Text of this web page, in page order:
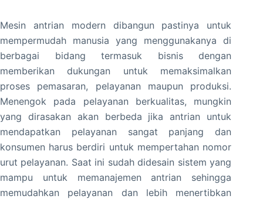
Mesin antrian modern dibangun pastinya untuk
mempermudah manusia yang menggunakanya di
berbagai bidang termasuk bisnis dengan
memberikan dukungan untuk memaksimalkan
proses pemasaran, pelayanan maupun produksi.
Menengok pada pelayanan berkualitas, mungkin
yang dirasakan akan berbeda jika antrian untuk
mendapatkan pelayanan sangat panjang dan
konsumen harus berdiri untuk mempertahan nomor
urut pelayanan. Saat ini sudah didesain sistem yang
mampu untuk memanajemen antrian sehingga
memudahkan pelayanan dan lebih menertibkan